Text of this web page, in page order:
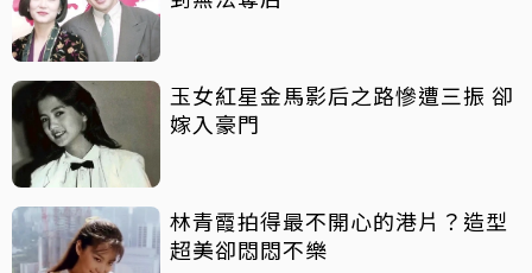
玉女紅星金馬影后之路慘遭三振 卻
嫁入豪門
林青霞拍得最不開心的港片？造型
超美卻悶悶不樂